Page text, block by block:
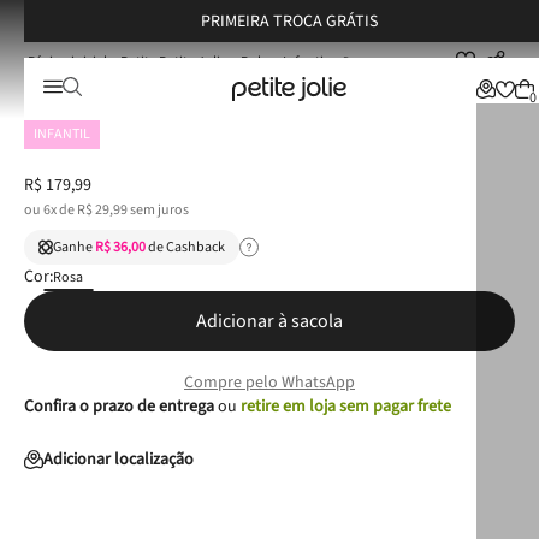
PRIMEIRA TROCA GRÁTIS
0
Petite Petite Jolie Bolsas Infantis Bolsa Petite Jolie Alicia In Fúcsia PJ11427IN
Bolsa Petite Jolie Alicia In Fúcsia PJ11427IN
INFANTIL
R$ 179,99
ou6x deR$29,99sem juros
GanheR$ 36,00de Cashback
Cor:Rosa
Adicionar à sacola
Compre pelo WhatsApp
Confira o prazo de entregaou retire em loja sem pagar frete
Adicionar localização